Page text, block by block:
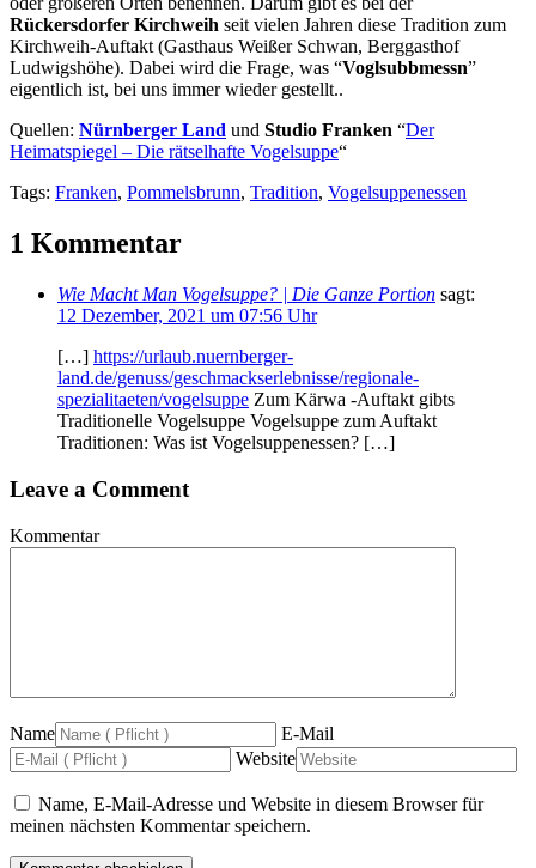
Rückersdorfer Kirchweih seit vielen Jahren diese Tradition zum
Kirchweih-Auftakt (Gasthaus Weißer Schwan, Berggasthof
Ludwigshöhe). Dabei wird die Frage, was “Voglsubbmessn”
eigentlich ist, bei uns immer wieder gestellt..
Quellen: Nürnberger Land und Studio Franken “Der
Heimatspiegel – Die rätselhafte Vogelsuppe“
Tags: Franken, Pommelsbrunn, Tradition, Vogelsuppenessen
1 Kommentar
Wie Macht Man Vogelsuppe? | Die Ganze Portion sagt:
12 Dezember, 2021 um 07:56 Uhr
[…] https://urlaub.nuernberger-
land.de/genuss/geschmackserlebnisse/regionale-
spezialitaeten/vogelsuppe Zum Kärwa -Auftakt gibts
Traditionelle Vogelsuppe Vogelsuppe zum Auftakt
Traditionen: Was ist Vogelsuppenessen? […]
Leave a Comment
Kommentar
Name
E-Mail
Website
Name, E-Mail-Adresse und Website in diesem Browser für
meinen nächsten Kommentar speichern.